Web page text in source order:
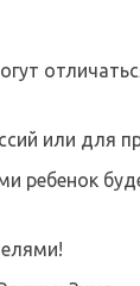
или для
ребенок